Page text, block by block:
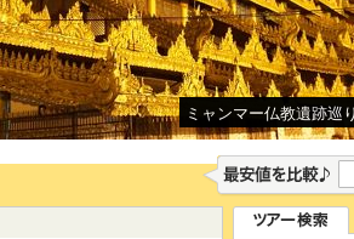
ミャンマー仏教遺跡巡